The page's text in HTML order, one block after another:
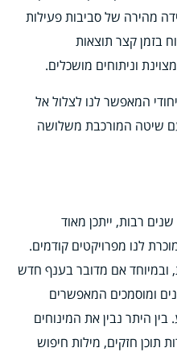
מהירה של סביבות פעילות
בזמן קצר תוצאות
וניתוחים מושכלים.
המאפשר לנו לצלול אל
שיטה המורכבת משלושה
רבות, ייתכן מאוד
לנו מפרויקטים קודמים.
ובמיוחד אם מדובר בענף חדש
ומוסמכים המאפשרים
היתר נבין את המינוחים
תוכן חזקים, מילות חיפוש